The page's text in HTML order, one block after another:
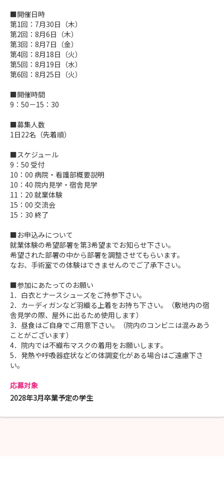
■開催日時
第1回：7月30日（木）
第2回：8月6日（木）
第3回：8月7日（金）
第4回：8月18日（火）
第5回：8月19日（水）
第6回：8月25日（火）
■開催時間
9：50－15：30
■募集人数
1日22名（先着順）
■スケジュール
9：50 受付
10：00 病院・看護部概要説明
10：40 院内見学・宿舎見学
11：20 就業体験
15：00 交流会
15：30 終了
■お申込みについて
就業体験の希望部署を第3希望までお知らせ下さい。
希望された部署の中から部署を調整させてもらいます。
なお、手術室での体験はできませんのでご了承下さい。
■参加にあたってのお願い
1．白衣とナースシューズをご持参下さい。
2．カーディガンなど羽織る上着をお持ち下さい。（敷地内の宿
舎見学の際、屋外に出るため使用します）
3．昼食はご自身でご用意下さい。（院内のコンビニは混みあう
ことがございます）
4．院内では不織布マスクの着用をお願いします。
5．発熱や呼吸器症状などの体調変化がある場合はご遠慮下さ
い。
応募対象
2028年3月卒業予定の学生